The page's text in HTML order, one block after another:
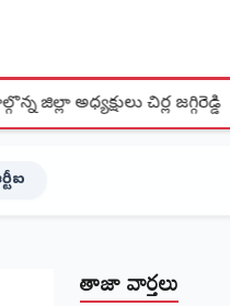
జగ్గిరెడ్డి ●పల్నాడు
తాజా వార్తలు